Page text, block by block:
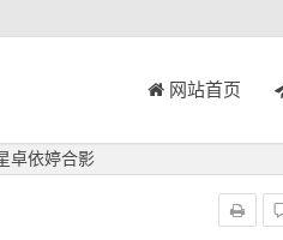
网站首页
卓依婷合影